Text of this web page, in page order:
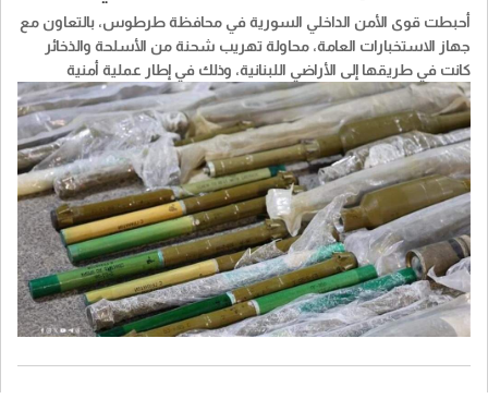
أحبطت قوى الأمن الداخلي السورية في محافظة طرطوس، بالتعاون مع
جهاز الاستخبارات العامة، محاولة تهريب شحنة من الأسلحة والذخائر
كانت في طريقها إلى الأراضي اللبنانية، وذلك في إطار عملية أمنية
مشتركة نفذتها الأجهزة المختصة.